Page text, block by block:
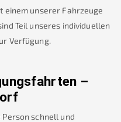
einem unserer Fahrzeuge
Teil unseres individuellen
Verfügung.
–
schnell und